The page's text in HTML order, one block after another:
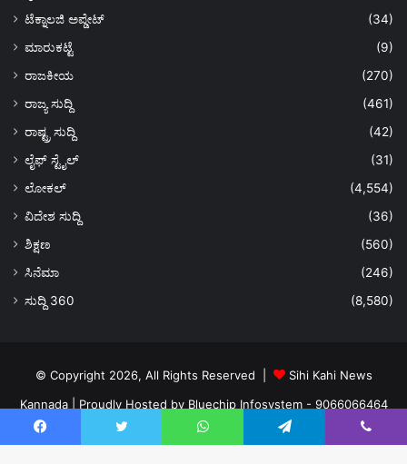
ಟೆಕ್ನಾಲಜಿ ಅಪ್ಡೇಟ್
(34)
ಮಾರುಕಟ್ಟೆ
(9)
ರಾಜಕೀಯ
(270)
ರಾಜ್ಯ ಸುದ್ದಿ
(461)
ರಾಷ್ಟ್ರ ಸುದ್ದಿ
(42)
ಲೈಫ್ ಸ್ಟೈಲ್
(31)
ಲೋಕಲ್
(4,554)
ವಿದೇಶ ಸುದ್ದಿ
(36)
ಶಿಕ್ಷಣ
(560)
ಸಿನೆಮಾ
(246)
ಸುದ್ದಿ 360
(8,580)
© Copyright 2026, All Rights Reserved |
Sihi Kahi News
Kannada| Proudly Hosted by Bluechip Infosystem - 9066066464
About US
Privacy Policy Ads Policy
Terms and Conditions
Facebook Twitter WhatsApp Telegram Viber